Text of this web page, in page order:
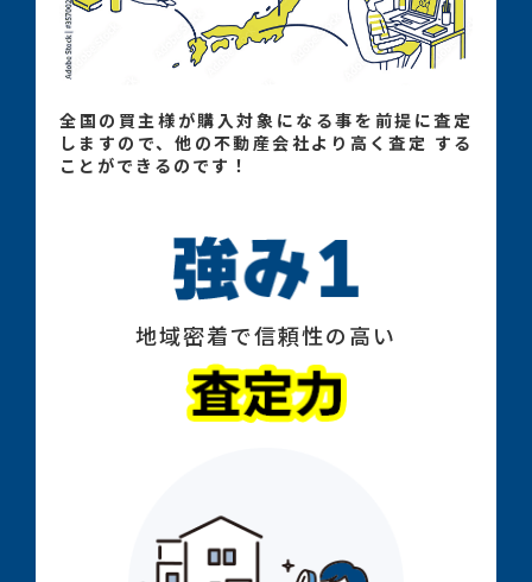
全国の買主様が購入対象になる事を前提に査定
しますので、他の不動産会社より高く査定 する
ことができるのです！
地域密着で信頼性の高い